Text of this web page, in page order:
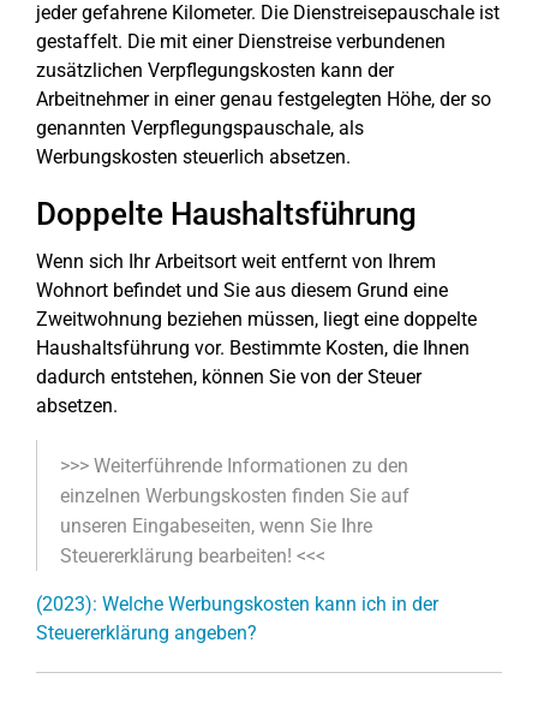
jeder gefahrene Kilometer. Die Dienstreisepauschale ist
gestaffelt. Die mit einer Dienstreise verbundenen
zusätzlichen Verpflegungskosten kann der
Arbeitnehmer in einer genau festgelegten Höhe, der so
genannten Verpflegungspauschale, als
Werbungskosten steuerlich absetzen.
Doppelte Haushaltsführung
Wenn sich Ihr Arbeitsort weit entfernt von Ihrem
Wohnort befindet und Sie aus diesem Grund eine
Zweitwohnung beziehen müssen, liegt eine doppelte
Haushaltsführung vor. Bestimmte Kosten, die Ihnen
dadurch entstehen, können Sie von der Steuer
absetzen.
>>> Weiterführende Informationen zu den
einzelnen Werbungskosten finden Sie auf
unseren Eingabeseiten, wenn Sie Ihre
Steuererklärung bearbeiten! <<<
(2023): Welche Werbungskosten kann ich in der
Steuererklärung angeben?